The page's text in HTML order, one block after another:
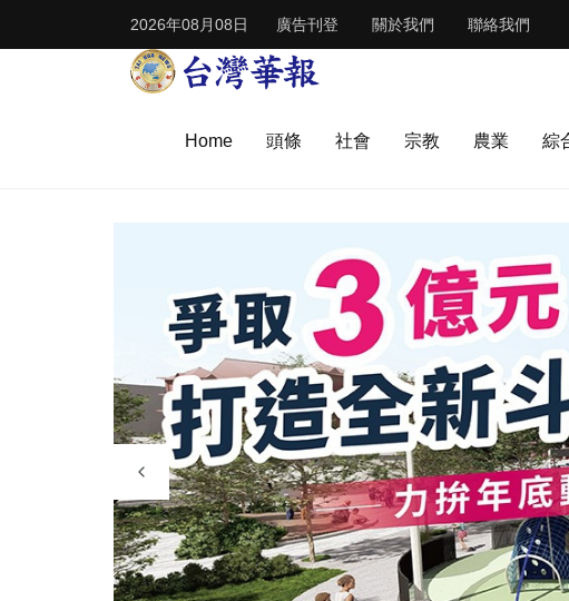
2026年08月08日 廣告刊登 關於我們 聯絡我們
Home 頭條 社會 宗教 農業 綜